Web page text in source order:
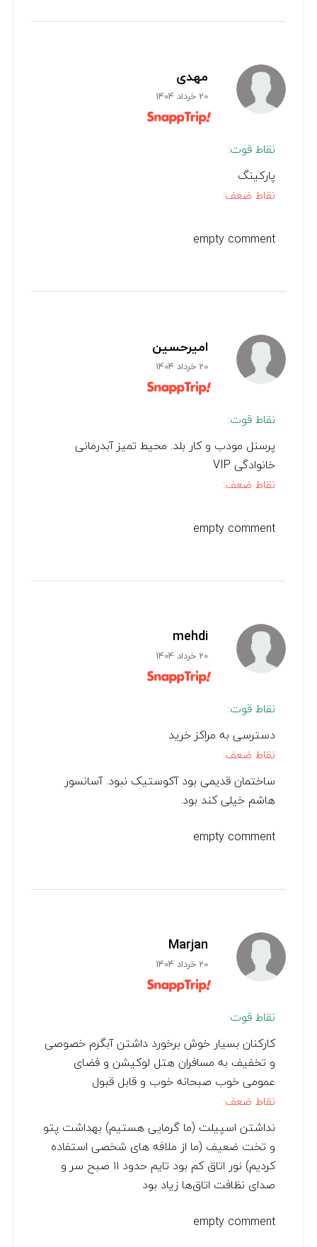
مهدی
20 خرداد 1404
نقاط قوت:
پارکینگ
نقاط ضعف:
empty comment
امیرحسین
20 خرداد 1404
نقاط قوت:
پرسنل مودب و کار بلد. محیط تمیز آبدرمانی
خانوادگی VIP
نقاط ضعف:
empty comment
mehdi
20 خرداد 1404
نقاط قوت:
دسترسی به مراکز خرید
نقاط ضعف:
ساختمان قدیمی بود آکوستیک نبود. آسانسور
هاشم خیلی کند بود.
empty comment
Marjan
20 خرداد 1404
نقاط قوت:
کارکنان بسیار خوش برخورد داشتن آبگرم خصوصی
و تخفیف به مسافران هتل لوکیشن و فضای
عمومی خوب صبحانه خوب و قابل قبول
نقاط ضعف:
نداشتن اسپیلت (ما گرمایی هستیم) بهداشت پتو
و تخت ضعیف (ما از ملافه های شخصی استفاده
کردیم) نور اتاق کم بود تایم حدود ۱۱ صبح سر و
صدای نظافت اتاق‌ها زیاد بود
empty comment